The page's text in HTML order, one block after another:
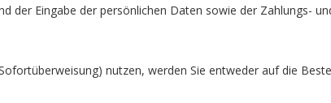
Eingabe der persönlichen Daten sowie der Zahlungs-
nutzen, werden Sie entweder auf die